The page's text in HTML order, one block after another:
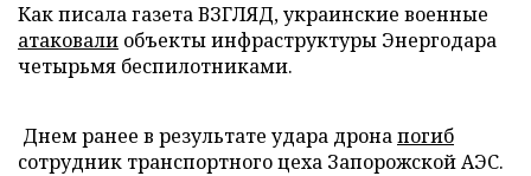
Как писала газета ВЗГЛЯД, украинские военные
атаковали объекты инфраструктуры Энергодара
четырьмя беспилотниками.
Днем ранее в результате удара дронапогиб
сотрудник транспортного цеха Запорожской АЭС.